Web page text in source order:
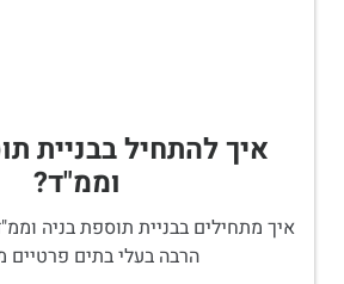
איך להתחיל בבניית
וממ"ד?
איך מתחילים בבניית תוספת בניה
הרבה בעלי בתים פרטיים